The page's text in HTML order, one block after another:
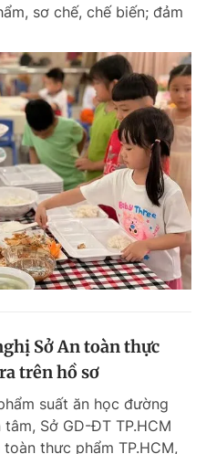
sơ chế, chế biến; đảm
Sở An toàn thực
trên hồ sơ
suất ăn học đường
Sở GD-ĐT TP.HCM
thực phẩm TP.HCM,